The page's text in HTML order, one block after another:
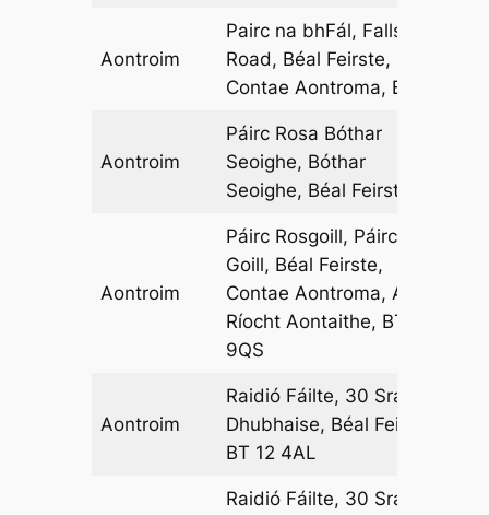
Aontroim
Pairc na bhFál, Falls
Road, Béal Feirste,
Contae Aontroma, BT12
Aontroim
Páirc Rosa Bóthar
Seoighe, Bóthar
Seoighe, Béal Feirste
Aontroim
Páirc Rosgoill, Páirc Ros
Goill, Béal Feirste,
Contae Aontroma, An
Ríocht Aontaithe, BT11
9QS
Aontroim
Raidió Fáilte, 30 Sráid
Dhubhaise, Béal Feirste,
BT 12 4AL
Raidió Fáilte, 30 Sráid